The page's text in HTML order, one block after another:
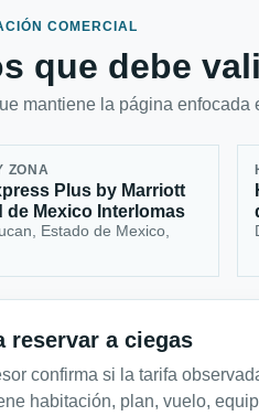
COMERCIAL
que debe
mantiene la página
ZONA
Plus by Marriott
de Mexico Interlomas
Estado de Mexico,
reservar a ciegas
confirma si la tarifa
habitación, plan, vuelo,